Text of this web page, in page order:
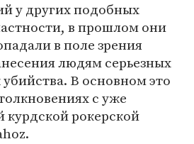
у других подобных
в прошлом они
в поле зрения
людям серьезных
В основном это
с уже
рокерской